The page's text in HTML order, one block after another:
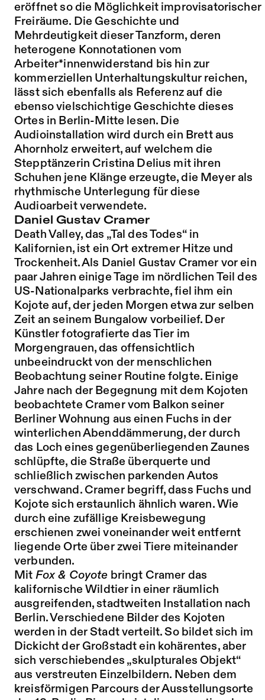
eröffnet so die Möglichkeit improvisatorischer
Freiräume. Die Geschichte und
Mehrdeutigkeit dieser Tanzform, deren
heterogene Konnotationen vom
Arbeiter*innenwiderstand bis hin zur
kommerziellen Unterhaltungskultur reichen,
lässt sich ebenfalls als Referenz auf die
ebenso vielschichtige Geschichte dieses
Ortes in Berlin-Mitte lesen. Die
Audioinstallation wird durch ein Brett aus
Ahornholz erweitert, auf welchem die
Stepptänzerin Cristina Delius mit ihren
Schuhen jene Klänge erzeugte, die Meyer als
rhythmische Unterlegung für diese
Audioarbeit verwendete.
Daniel Gustav Cramer
Death Valley, das „Tal des Todes“ in
Kalifornien, ist ein Ort extremer Hitze und
Trockenheit. Als Daniel Gustav Cramer vor ein
paar Jahren einige Tage im nördlichen Teil des
US-Nationalparks verbrachte, fiel ihm ein
Kojote auf, der jeden Morgen etwa zur selben
Zeit an seinem Bungalow vorbeilief. Der
Künstler fotografierte das Tier im
Morgengrauen, das offensichtlich
unbeeindruckt von der menschlichen
Beobachtung seiner Routine folgte. Einige
Jahre nach der Begegnung mit dem Kojoten
beobachtete Cramer vom Balkon seiner
Berliner Wohnung aus einen Fuchs in der
winterlichen Abenddämmerung, der durch
das Loch eines gegenüberliegenden Zaunes
schlüpfte, die Straße überquerte und
schließlich zwischen parkenden Autos
verschwand. Cramer begriff, dass Fuchs und
Kojote sich erstaunlich ähnlich waren. Wie
durch eine zufällige Kreisbewegung
erschienen zwei voneinander weit entfernt
liegende Orte über zwei Tiere miteinander
verbunden.
Mit Fox & Coyote bringt Cramer das
kalifornische Wildtier in einer räumlich
ausgreifenden, stadtweiten Installation nach
Berlin. Verschiedene Bilder des Kojoten
werden in der Stadt verteilt. So bildet sich im
Dickicht der Großstadt ein kohärentes, aber
sich verschiebendes „skulpturales Objekt“
aus verstreuten Einzelbildern. Neben dem
kreisförmigen Parcours der Ausstellungsorte